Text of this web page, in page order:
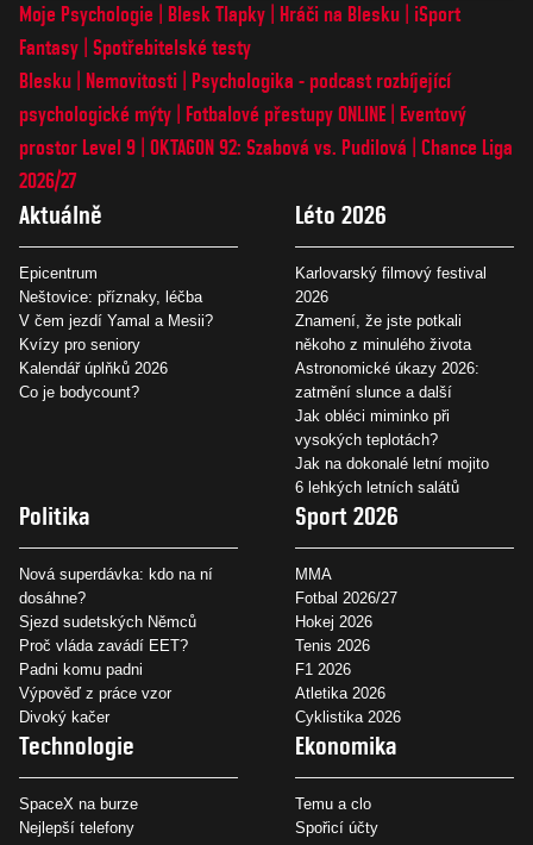
Moje Psychologie Blesk Tlapky Hráči na Blesku
iSport
Fantasy Spotřebitelské testy
Blesku
Nemovitosti
Psychologika - podcast rozbíjející
psychologické mýty
Fotbalové přestupy ONLINE
Eventový
prostor Level 9 OKTAGON 92: Szabová vs. Pudilová
Chance Liga
2026/27
Aktuálně
Epicentrum
Neštovice: příznaky, léčba
V čem jezdí Yamal a Mesii?
Kvízy pro seniory
Kalendář úplňků 2026
Co je bodycount?
Léto 2026
Karlovarský filmový festival
2026
Znamení, že jste potkali
někoho z minulého života
Astronomické úkazy 2026:
zatmění slunce a další
Jak obléci miminko při
vysokých teplotách?
Jak na dokonalé letní mojito
6 lehkých letních salátů
Politika
Nová superdávka: kdo na ní
dosáhne?
Sjezd sudetských Němců
Proč vláda zavádí EET?
Padni komu padni
Výpověď z práce vzor
Divoký kačer
Sport 2026
MMA
Fotbal 2026/27
Hokej 2026
Tenis 2026
F1 2026
Atletika 2026
Cyklistika 2026
Technologie
SpaceX na burze
Nejlepší telefony
Ekonomika
Temu a clo
Spořicí účty